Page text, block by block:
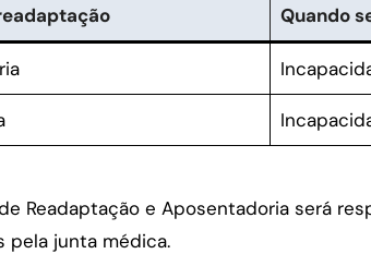
Quando
Readaptação e Aposentadoria será
pela junta médica.